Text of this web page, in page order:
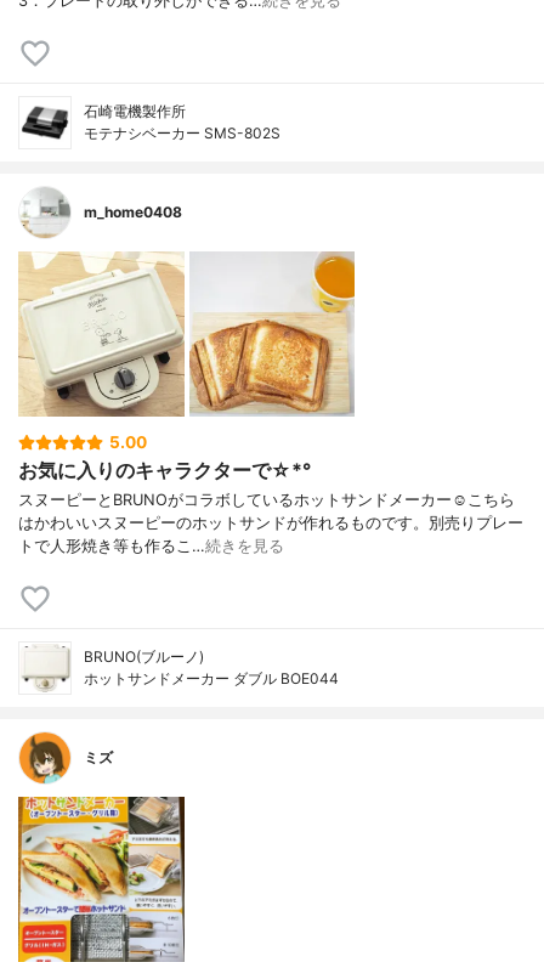
石崎電機製作所
モテナシベーカー SMS-802S
m_home0408
5.00
お気に入りのキャラクターで☆*°
スヌーピーとBRUNOがコラボしているホットサンドメーカー‪‪☺︎‬こちら
はかわいいスヌーピーのホットサンドが作れるものです。別売りプレー
トで人形焼き等も作るこ…続きを見る
BRUNO(ブルーノ)
ホットサンドメーカー ダブル BOE044
ミズ